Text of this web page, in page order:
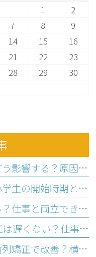
1
2
7 8
9
14 15
16
21 22
23
28 29
30
子どもの口呼吸は歯並びにどう影響する？原因と家庭でできるトレーニング
子どもの矯正は何歳から？小学生の開始時期と相談すべき状態とは
受付でバレない矯正はどっち？仕事と両立できる選び方と3つの基準
30代・40代の大人の歯列矯正は遅くない？仕事と両立できる3つの理由
口元が出てる「口ゴボ」は歯列矯正で改善？横顔に悩む大人の治療法